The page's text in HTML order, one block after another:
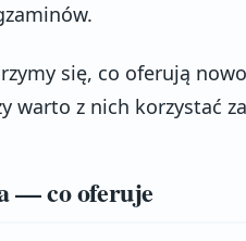
się, co oferują
warto z nich korzystać
— co oferuje